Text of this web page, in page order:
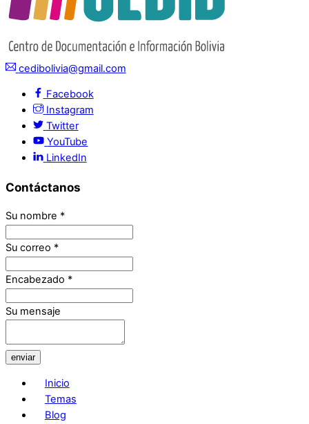
cedibolivia@gmail.com
Facebook
Instagram
Twitter
YouTube
LinkedIn
Contáctanos
Su nombre *
Su correo *
Encabezado *
Su mensaje
enviar
Inicio
Temas
Blog